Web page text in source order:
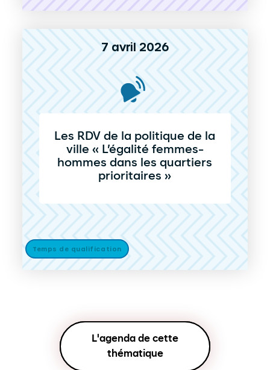
7 avril 2026
Les RDV de la politique de la
ville « L’égalité femmes-
hommes dans les quartiers
prioritaires »
Temps de qualification
L'agenda de cette
thématique